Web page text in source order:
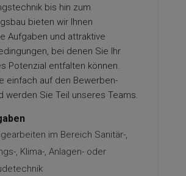
bis hin zum
bieten wir Ihnen
Aufgaben und attraktive
bei denen Sie Ihr
Potenzial entfalten können.
einfach auf den Bewerben-
werden Sie Teil unseres Teams.
im Bereich Sanitär-,
, Klima-, Anlagen- oder